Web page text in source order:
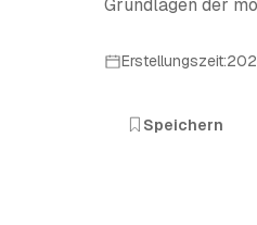
Grundlagen der
Speichern